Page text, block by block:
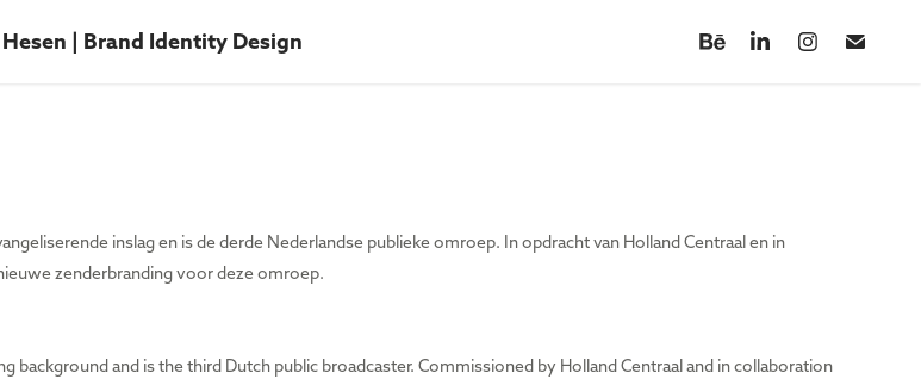
Hesen | Brand Identity Design
inslag en is de derde Nederlandse publieke omroep. In opdracht van Holland Centraal en in
zenderbranding voor deze omroep.
background and is the third Dutch public broadcaster. Commissioned by Holland Centraal and in collaboration